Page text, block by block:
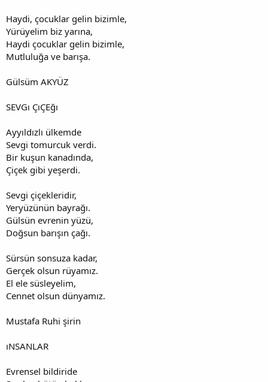
Haydi, çocuklar gelin bizimle,
Yürüyelim biz yarına,
Haydi çocuklar gelin bizimle,
Mutluluğa ve barışa.
Gülsüm AKYÜZ
SEVGı ÇıÇEğı
Ayyıldızlı ülkemde
Sevgi tomurcuk verdi.
Bir kuşun kanadında,
Çiçek gibi yeşerdi.
Sevgi çiçekleridir,
Yeryüzünün bayrağı.
Gülsün evrenin yüzü,
Doğsun barışın çağı.
Sürsün sonsuza kadar,
Gerçek olsun rüyamız.
El ele süsleyelim,
Cennet olsun dünyamız.
Mustafa Ruhi şirin
ıNSANLAR
Evrensel bildiride